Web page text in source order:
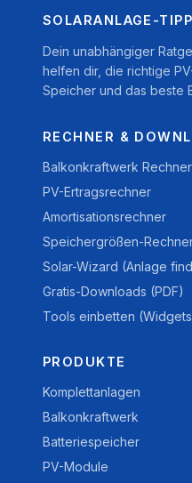
SOLARANLAGE-
Dein unabhängiger
helfen dir, die richtige
Speicher und das beste
RECHNER &
Balkonkraftwerk Rechner
PV-Ertragsrechner
Amortisationsrechner
Speichergrößen-
Solar-Wizard (Anlage
Gratis-Downloads (PDF)
Tools einbetten
PRODUKTE
Komplettanlagen
Balkonkraftwerk
Batteriespeicher
PV-Module